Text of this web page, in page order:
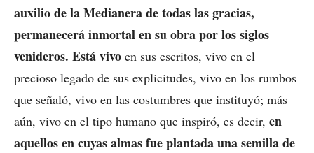
auxilio de la Medianera de todas las gracias,
permanecerá inmortal en su obra por los siglos
venideros. Está vivo en sus escritos, vivo en el
precioso legado de sus explicitudes, vivo en los rumbos
que señaló, vivo en las costumbres que instituyó; más
aún, vivo en el tipo humano que inspiró, es decir, en
aquellos en cuyas almas fue plantada una semilla de